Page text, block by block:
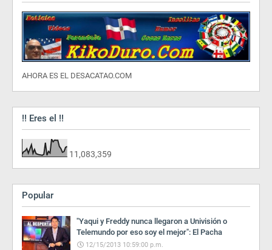
AHORA ES EL DESACATAO.COM
!! Eres el !!
11,083,359
Popular
"Yaqui y Freddy nunca llegaron a Univisión o
Telemundo por eso soy el mejor": El Pacha
12/15/2013 10:59:00 p.m.